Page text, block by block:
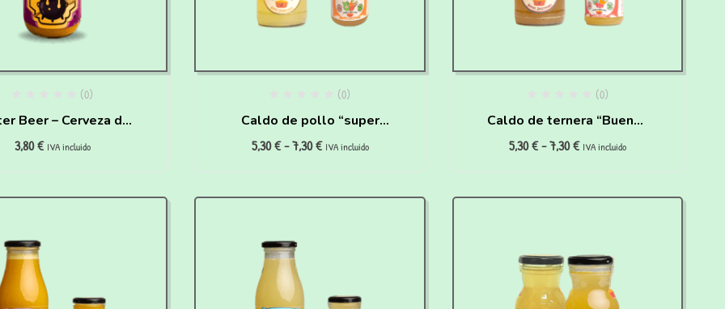
(0)
Beer – Cerveza de
– HAIRY
3,80€ IVA incluido
(0)
Caldo de pollo “super
hidratante” para perros y
5,30€-7,30€ IVA incluido
(0)
Caldo de ternera “Buenas
digestiones” para perros
5,30€-7,30€ IVA incluido